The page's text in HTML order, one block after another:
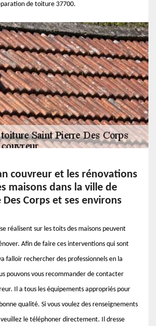
de toiture 37700.
couvreur et les rénovations
maisons dans la ville de
Corps et ses environs
réalisent sur les toits des maisons peuvent
Afin de faire ces interventions qui sont
falloir rechercher des professionnels en la
pouvons vous recommander de contacter
Il a tous les équipements appropriés pour
qualité. Si vous voulez des renseignements
le téléphoner directement. Il dresse